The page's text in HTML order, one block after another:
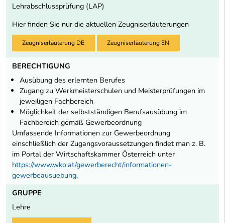
Lehrabschlussprüfung (LAP)
Hier finden Sie nur die aktuellen Zeugniserläuterungen
Zeugniserläuterung DE Zeugniserläuterung EN
BERECHTIGUNG
Ausübung des erlernten Berufes
Zugang zu Werkmeisterschulen und Meisterprüfungen im
jeweiligen Fachbereich
Möglichkeit der selbstständigen Berufsausübung im
Fachbereich gemäß Gewerbeordnung
Umfassende Informationen zur Gewerbeordnung
einschließlich der Zugangsvoraussetzungen findet man z. B.
im Portal der Wirtschaftskammer Österreich unter
https://www.wko.at/gewerberecht/informationen-
gewerbeausuebung.
GRUPPE
Lehre